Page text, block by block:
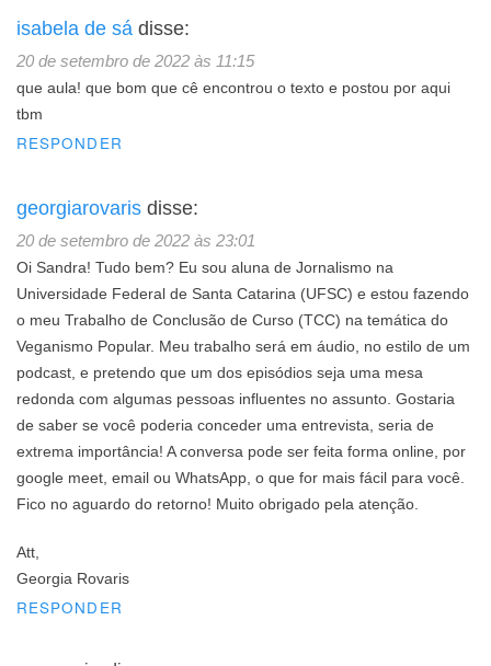
isabela de sá disse:
20 de setembro de 2022 às 11:15
que aula! que bom que cê encontrou o texto e postou por aqui
tbm
RESPONDER
georgiarovaris disse:
20 de setembro de 2022 às 23:01
Oi Sandra! Tudo bem? Eu sou aluna de Jornalismo na
Universidade Federal de Santa Catarina (UFSC) e estou fazendo
o meu Trabalho de Conclusão de Curso (TCC) na temática do
Veganismo Popular. Meu trabalho será em áudio, no estilo de um
podcast, e pretendo que um dos episódios seja uma mesa
redonda com algumas pessoas influentes no assunto. Gostaria
de saber se você poderia conceder uma entrevista, seria de
extrema importância! A conversa pode ser feita forma online, por
google meet, email ou WhatsApp, o que for mais fácil para você.
Fico no aguardo do retorno! Muito obrigado pela atenção.
Att,
Georgia Rovaris
RESPONDER